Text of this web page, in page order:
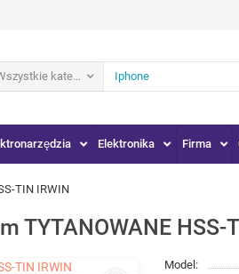
kategorie
Elektronika Firma
TIN IRWIN
TYTANOWANE HSS-
Model: